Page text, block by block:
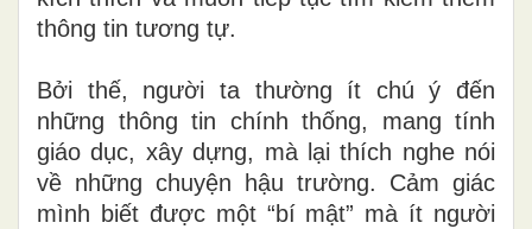
thông tin tương tự.
Bởi thế, người ta thường ít chú ý đến
những thông tin chính thống, mang tính
giáo dục, xây dựng, mà lại thích nghe nói
về những chuyện hậu trường. Cảm giác
mình biết được một “bí mật” mà ít người